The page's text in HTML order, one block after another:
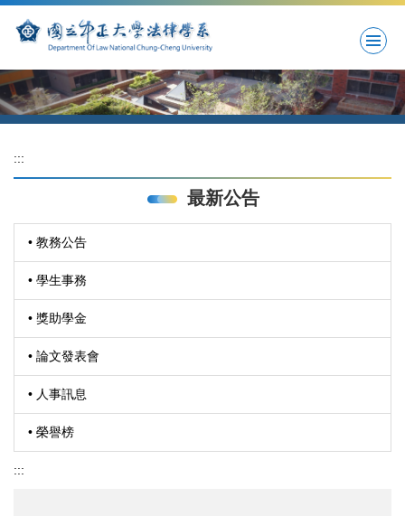
到
要
內
容
區
:::
最新公告
• 教務公告
• 學生事務
• 獎助學金
• 論文發表會
• 人事訊息
• 榮譽榜
:::